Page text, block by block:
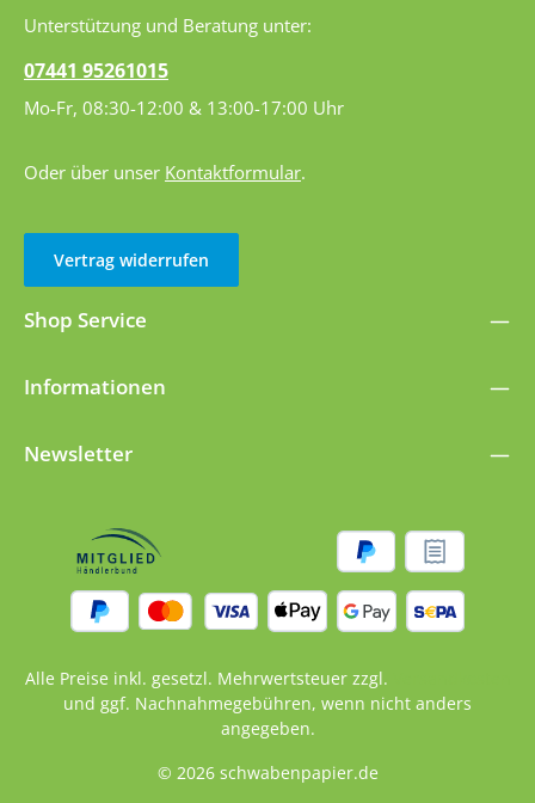
Unterstützung und Beratung unter:
07441 95261015
Mo-Fr, 08:30-12:00 & 13:00-17:00 Uhr
Oder über unser Kontaktformular.
Vertrag widerrufen
Shop Service
Informationen
Newsletter
© 2026 schwabenpapier.de
Alle Preise inkl. gesetzl. Mehrwertsteuer zzgl.
und ggf. Nachnahmegebühren, wenn nicht anders
angegeben.